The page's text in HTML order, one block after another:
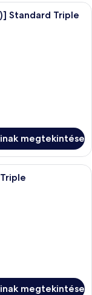
széf a szobában,
Standard Triple
megtekintése
széf a szobában,
megtekintése